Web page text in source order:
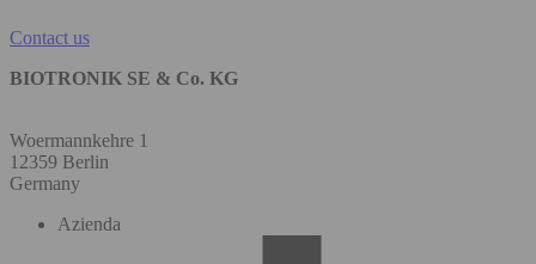
Contact us
BIOTRONIK SE & Co. KG
Woermannkehre 1
12359 Berlin
Germany
Azienda